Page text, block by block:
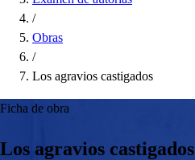
/
Obras
/
Los agravios castigados
Ficha de obra
Los agravios castigados